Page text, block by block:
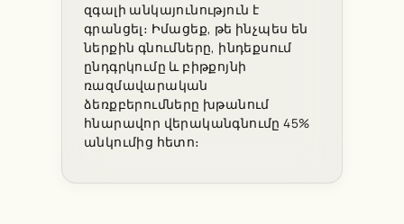
զգալի անկայունություն է
գրանցել։ Իմացեք, թե ինչպես են
ներքին գնումները, ինդեքսում
ընդգրկումը և բիթքոյնի
ռազմավարական
ձեռքբերումները խթանում
հնարավոր վերականգնումը 45%
անկումից հետո։